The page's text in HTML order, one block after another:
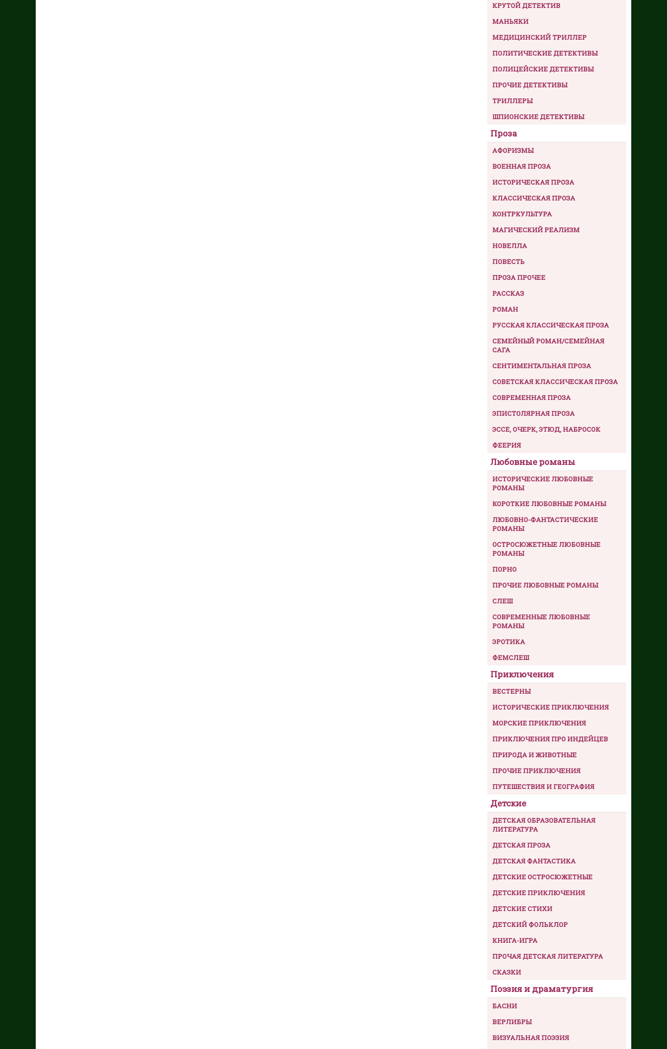
КРУТОЙ ДЕТЕКТИВ
МАНЬЯКИ
МЕДИЦИНСКИЙ ТРИЛЛЕР
ПОЛИТИЧЕСКИЕ ДЕТЕКТИВЫ
ПОЛИЦЕЙСКИЕ ДЕТЕКТИВЫ
ПРОЧИЕ ДЕТЕКТИВЫ
ТРИЛЛЕРЫ
ШПИОНСКИЕ ДЕТЕКТИВЫ
Проза
АФОРИЗМЫ
ВОЕННАЯ ПРОЗА
ИСТОРИЧЕСКАЯ ПРОЗА
КЛАССИЧЕСКАЯ ПРОЗА
КОНТРКУЛЬТУРА
МАГИЧЕСКИЙ РЕАЛИЗМ
НОВЕЛЛА
ПОВЕСТЬ
ПРОЗА ПРОЧЕЕ
РАССКАЗ
РОМАН
РУССКАЯ КЛАССИЧЕСКАЯ ПРОЗА
СЕМЕЙНЫЙ РОМАН/СЕМЕЙНАЯ
САГА
СЕНТИМЕНТАЛЬНАЯ ПРОЗА
СОВЕТСКАЯ КЛАССИЧЕСКАЯ ПРОЗА
СОВРЕМЕННАЯ ПРОЗА
ЭПИСТОЛЯРНАЯ ПРОЗА
ЭССЕ, ОЧЕРК, ЭТЮД, НАБРОСОК
ФЕЕРИЯ
Любовные романы
ИСТОРИЧЕСКИЕ ЛЮБОВНЫЕ
РОМАНЫ
КОРОТКИЕ ЛЮБОВНЫЕ РОМАНЫ
ЛЮБОВНО-ФАНТАСТИЧЕСКИЕ
РОМАНЫ
ОСТРОСЮЖЕТНЫЕ ЛЮБОВНЫЕ
РОМАНЫ
ПОРНО
ПРОЧИЕ ЛЮБОВНЫЕ РОМАНЫ
СЛЕШ
СОВРЕМЕННЫЕ ЛЮБОВНЫЕ
РОМАНЫ
ЭРОТИКА
ФЕМСЛЕШ
Приключения
ВЕСТЕРНЫ
ИСТОРИЧЕСКИЕ ПРИКЛЮЧЕНИЯ
МОРСКИЕ ПРИКЛЮЧЕНИЯ
ПРИКЛЮЧЕНИЯ ПРО ИНДЕЙЦЕВ
ПРИРОДА И ЖИВОТНЫЕ
ПРОЧИЕ ПРИКЛЮЧЕНИЯ
ПУТЕШЕСТВИЯ И ГЕОГРАФИЯ
Детские
ДЕТСКАЯ ОБРАЗОВАТЕЛЬНАЯ
ЛИТЕРАТУРА
ДЕТСКАЯ ПРОЗА
ДЕТСКАЯ ФАНТАСТИКА
ДЕТСКИЕ ОСТРОСЮЖЕТНЫЕ
ДЕТСКИЕ ПРИКЛЮЧЕНИЯ
ДЕТСКИЕ СТИХИ
ДЕТСКИЙ ФОЛЬКЛОР
КНИГА-ИГРА
ПРОЧАЯ ДЕТСКАЯ ЛИТЕРАТУРА
СКАЗКИ
Поэзия и драматургия
БАСНИ
ВЕРЛИБРЫ
ВИЗУАЛЬНАЯ ПОЭЗИЯ